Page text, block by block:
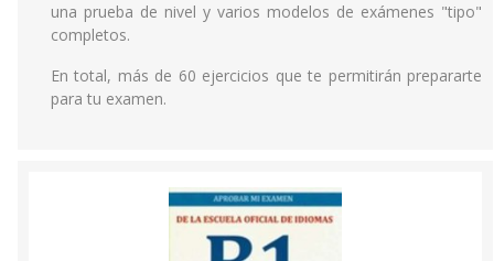
una prueba de nivel y varios modelos de exámenes "tipo"
completos.
En total, más de 60 ejercicios que te permitirán prepararte
para tu examen.